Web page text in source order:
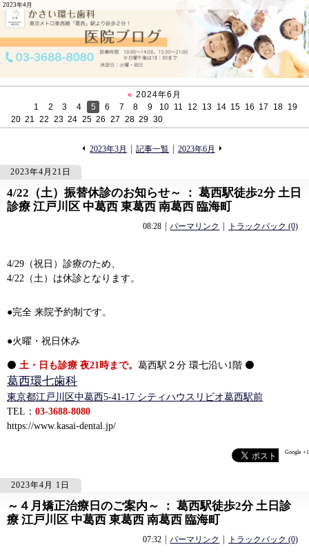
2023年4月
« 2024年6月
1
2 3 4 5 6 7 8 9 10 11 12 13 14 15 16 17 18 19
20 21 22 23 24 25 26 27 28 29 30
«
2023年3月 記事一覧 2023年6月
2023年4月21日
4/22（土）振替休診のお知らせ～ ： 葛西駅徒歩2分 土日
診療 江戸川区 中葛西 東葛西 南葛西 臨海町
08:28 パーマリンク トラックバック (0)
4/29（祝日）診療のため、
4/22（土）は休診となります。
●完全 来院予約制です。
●火曜・祝日休み
⚫ 土・日も診療 夜21時まで。 葛西駅２分 環七沿い1階 ⚫
葛西環七歯科
東京都江戸川区中葛西5-41-17 シティハウスリビオ葛西駅前
TEL： 03-3688-8080
https://www.kasai-dental.jp/
Google +1
2023年4月 1日
～４月矯正治療日のご案内～ ： 葛西駅徒歩2分 土日診
療 江戸川区 中葛西 東葛西 南葛西 臨海町
07:32 パーマリンク トラックバック (0)